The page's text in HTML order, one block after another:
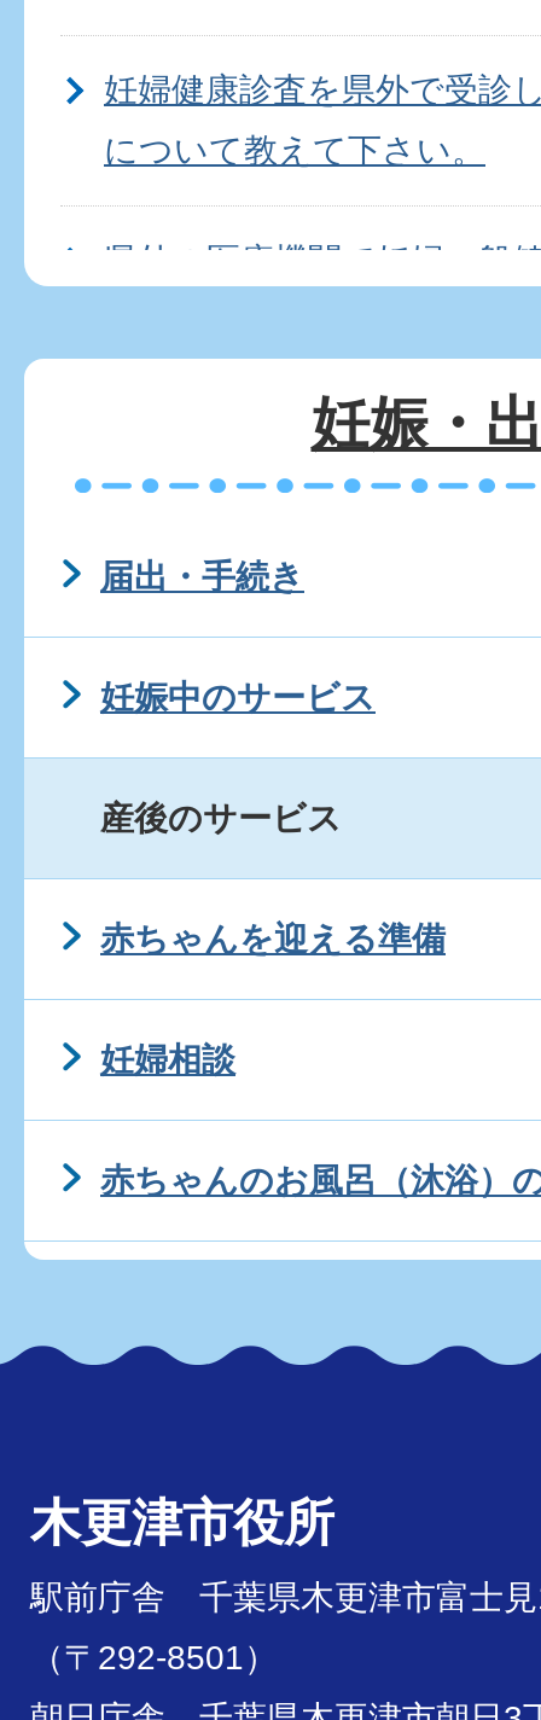
妊婦健康診査を県外で受診
について教えて下さい。
県外の医療機関で妊婦一般
初めての妊娠・出産で不安
妊娠
出産
新生児訪問
母子手帳
妊娠・
届出・手続き
妊娠中のサービス
産後のサービス
赤ちゃんを迎える準備
妊婦相談
赤ちゃんのお風呂（沐浴）
木更津市役所
駅前庁舎 千葉県木更津市富士
（〒292-8501）